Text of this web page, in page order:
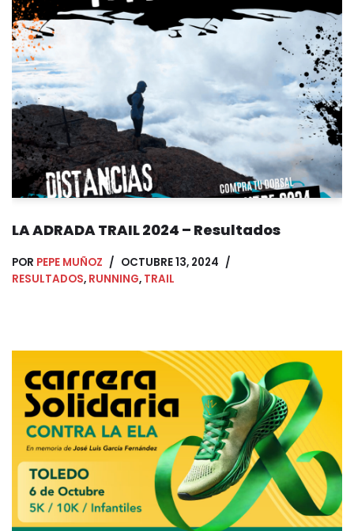
LA ADRADA TRAIL 2024 – Resultados
POR PEPE MUÑOZ
OCTUBRE 13, 2024
RESULTADOS, RUNNING, TRAIL